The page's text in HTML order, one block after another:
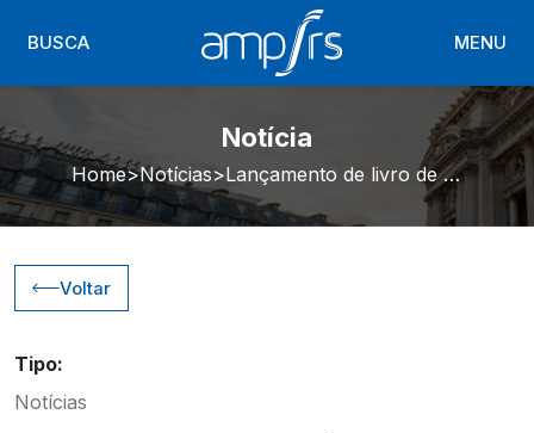
BUSCA MENU
Notícia
Home Notícias Lançamento de livro de Álvaro Luiz Poglia reúne autoridades e especialistas no Memorial do Ministério Público
Voltar
Tipo:
Notícias